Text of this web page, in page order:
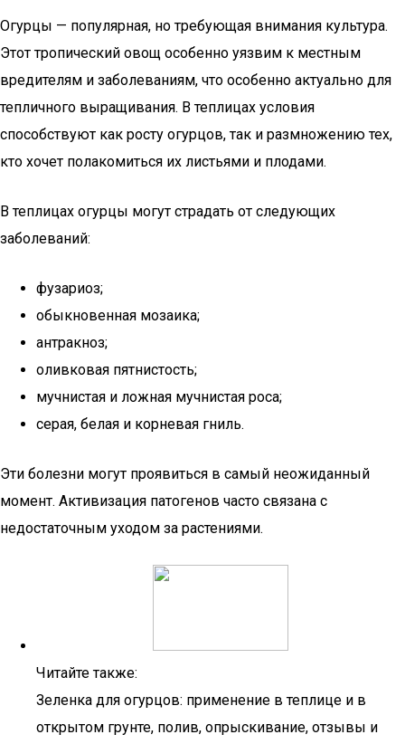
Огурцы — популярная, но требующая внимания культура.
Этот тропический овощ особенно уязвим к местным
вредителям и заболеваниям, что особенно актуально для
тепличного выращивания. В теплицах условия
способствуют как росту огурцов, так и размножению тех,
кто хочет полакомиться их листьями и плодами.
В теплицах огурцы могут страдать от следующих
заболеваний:
фузариоз;
обыкновенная мозаика;
антракноз;
оливковая пятнистость;
мучнистая и ложная мучнистая роса;
серая, белая и корневая гниль.
Эти болезни могут проявиться в самый неожиданный
момент. Активизация патогенов часто связана с
недостаточным уходом за растениями.
Читайте также:
Зеленка для огурцов: применение в теплице и в
открытом грунте, полив, опрыскивание, отзывы и